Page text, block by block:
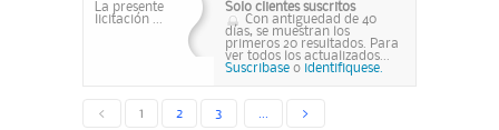
La presente
licitación ...
Solo clientes suscritos
Con antiguedad de 40
días, se muestran los
primeros 20 resultados. Para
ver todos los actualizados...
Suscribase o identifiquese.
< 1 2 3 >